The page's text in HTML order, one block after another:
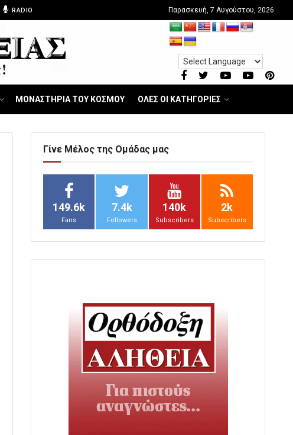
RADIO Παρασκευή, 7 Αυγούστου, 2026
ΜΟΝΑΣΤΗΡΙΑ ΤΟΥ ΚΟΣΜΟΥ ΟΛΕΣ ΟΙ ΚΑΤΗΓΟΡΙΕΣ
Γίνε Μέλος της Ομάδας μας
149.6k
Fans
7.4k
Followers
140k
Subscribers
2k
Subscribers